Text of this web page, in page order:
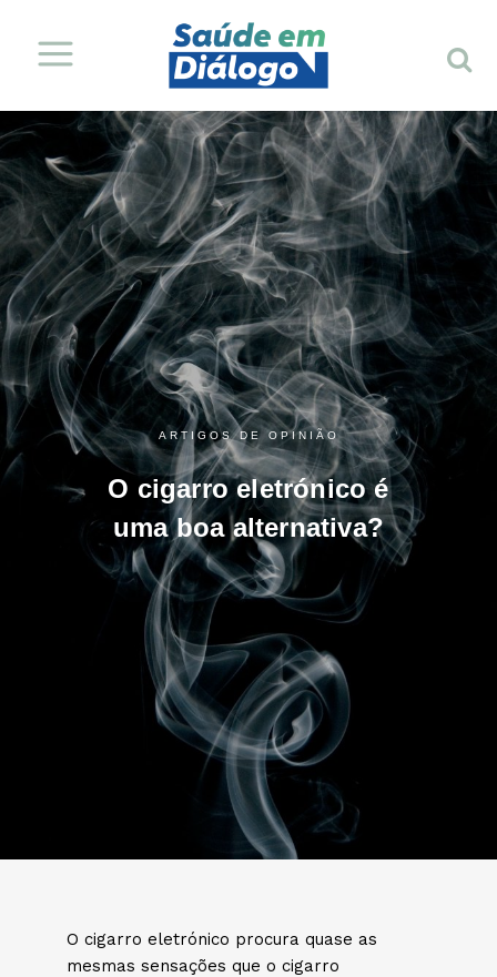
ARTIGOS DE OPINIÃO
O cigarro eletrónico é
uma boa alternativa?
O cigarro eletrónico procura quase as
mesmas sensações que o cigarro